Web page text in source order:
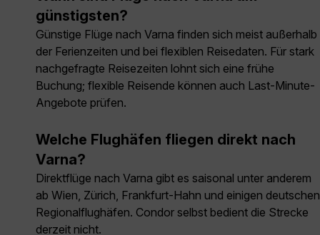
günstigsten?
Günstige Flüge nach Varna finden sich meist außerhalb
der Ferienzeiten und bei flexiblen Reisedaten. Für stark
nachgefragte Reisezeiten lohnt sich eine frühe
Buchung; flexible Reisende können auch Last-Minute-
Angebote prüfen.
Welche Flughäfen fliegen direkt nach
Varna?
Direktflüge nach Varna gibt es saisonal unter anderem
ab Wien, Zürich, Frankfurt-Hahn und einigen deutschen
Regionalflughäfen. Condor selbst bedient die Strecke
derzeit nicht.